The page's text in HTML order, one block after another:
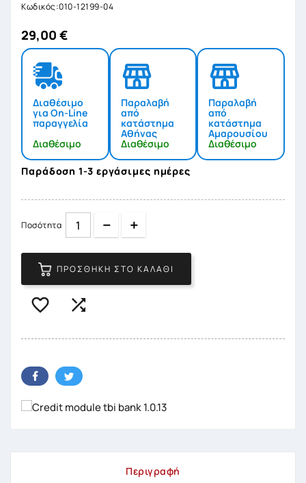
Κωδικός:010-12199-04
29,00 €
Διαθέσιμο
για On-Line
παραγγελία
Διαθέσιμο
Παραλαβή
από
κατάστημα
Αθήνας
Διαθέσιμο
Παραλαβή
από
κατάστημα
Αμαρουσίου
Διαθέσιμο
Παράδοση 1-3 εργάσιμες ημέρες
Ποσότητα Quantity
ΠΡΟΣΘΉΚΗ ΣΤΟ ΚΑΛΆΘΙ
 
Περιγραφή